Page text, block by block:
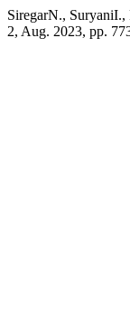
SiregarN.,
2, Aug. 2023, pp.